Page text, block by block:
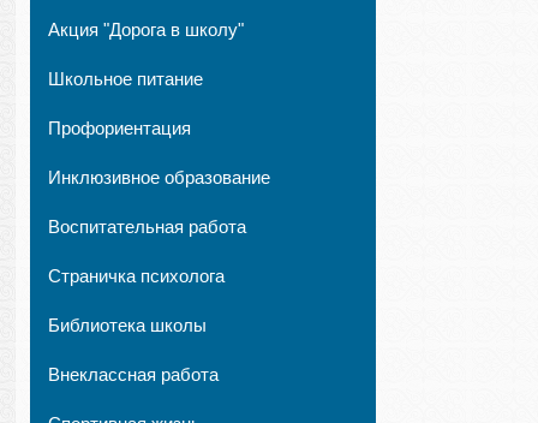
Акция "Дорога в школу"
Школьное питание
Профориентация
Инклюзивное образование
Воспитательная работа
Страничка психолога
Библиотека школы
Внеклассная работа